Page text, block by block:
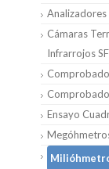
Cámaras
Infrarrojos
Ensayo